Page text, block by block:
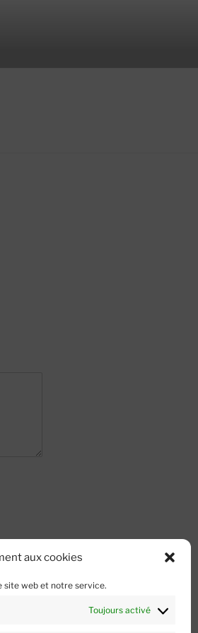
aux cookies
site web et notre service.
Toujours activé